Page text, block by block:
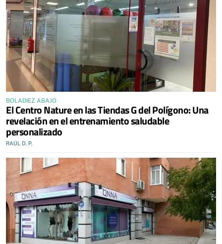
BOLADIEZ ABAJO
El Centro Nature en las Tiendas G del Polígono: Una
revelación en el entrenamiento saludable
personalizado
RAÚL D. P.